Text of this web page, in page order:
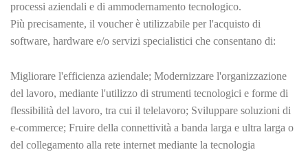
processi aziendali e di ammodernamento tecnologico.
Più precisamente, il voucher è utilizzabile per l'acquisto di
software, hardware e/o servizi specialistici che consentano di:
Migliorare l'efficienza aziendale; Modernizzare l'organizzazione
del lavoro, mediante l'utilizzo di strumenti tecnologici e forme di
flessibilità del lavoro, tra cui il telelavoro; Sviluppare soluzioni di
e-commerce; Fruire della connettività a banda larga e ultra larga o
del collegamento alla rete internet mediante la tecnologia